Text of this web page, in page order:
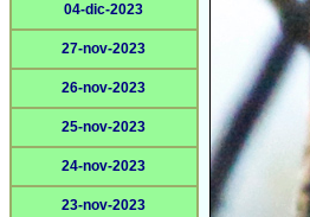
04-dic-2023
27-nov-2023
26-nov-2023
25-nov-2023
24-nov-2023
23-nov-2023